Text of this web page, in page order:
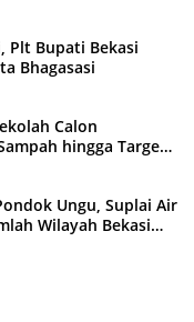
Plt Bupati Bekasi
Bhagasasi
Calon
hingga Target
Ungu, Suplai Air
Wilayah Bekasi